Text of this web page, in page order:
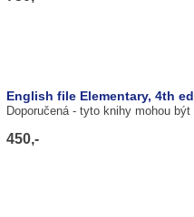
English file Elementary, 4th
Doporučená - tyto knihy mohou
450,-